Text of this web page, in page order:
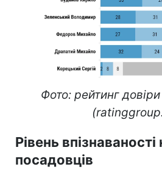
Фото: рейтинг довіри
Рівень впізнаваності
посадовців